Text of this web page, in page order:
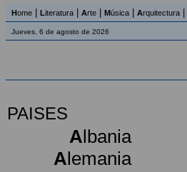
Home Literatura Arte Música Arquitectura
Jueves, 6 de agosto de 2026
PAISES
Albania
Alemania